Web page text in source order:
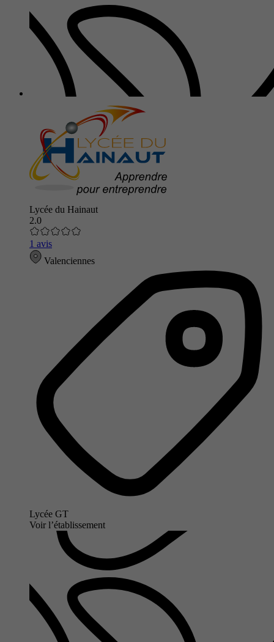
Lycée du Hainaut
2.0
1 avis
Valenciennes
Lycée GT
Voir l’établissement